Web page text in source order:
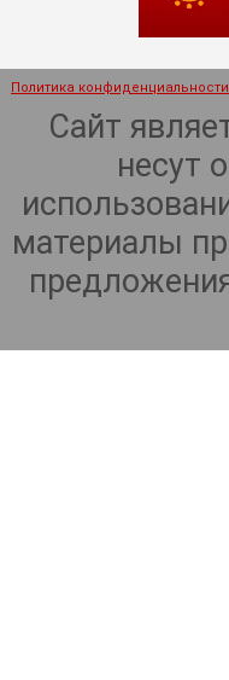
Политика
Сайт
несут
материалы